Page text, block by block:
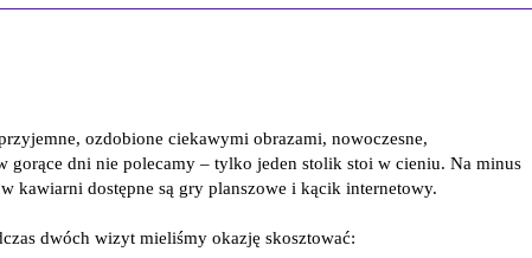
ozdobione ciekawymi obrazami, nowoczesne,
gorące dni nie polecamy – tylko jeden stolik stoi w cieniu. Na minus
kawiarni dostępne są gry planszowe i kącik internetowy.
dwóch wizyt mieliśmy okazję skosztować: